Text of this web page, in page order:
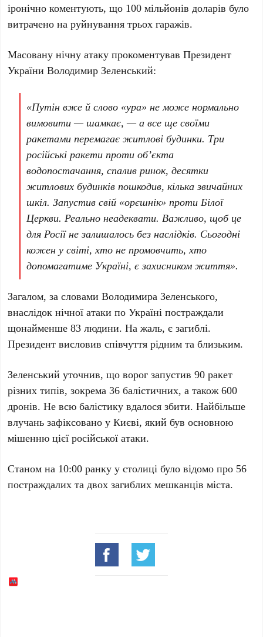
іронічно коментують, що 100 мільйонів доларів було
витрачено на руйнування трьох гаражів.
Масовану нічну атаку прокоментував Президент
УкраїниВолодимир Зеленський:
«Путін вже й слово «ура» не може нормально
вимовити — шамкає, — а все ще своїми
ракетами перемагає житлові будинки. Три
російські ракети проти обʼєкта
водопостачання, спалив ринок, десятки
житлових будинків пошкодив, кілька звичайних
шкіл. Запустив свій «орєшнік» проти Білої
Церкви. Реально неадеквати. Важливо, щоб це
для Росії не залишалось без наслідків. Сьогодні
кожен у світі, хто не промовчить, хто
допомагатиме Україні, є захисником життя».
Загалом, за словамиВолодимира Зеленського,
внаслідок нічної атаки по Україні постраждали
щонайменше83 людини. На жаль, є загиблі.
Президент висловив співчуття рідним та близьким.
Зеленський уточнив, що ворог запустив90 ракет
різних типів, зокрема36 балістичних, а також600
дронів. Не всю балістику вдалося збити. Найбільше
влучань зафіксовано уКиєві, який був основною
мішенню цієї російської атаки.
Станом на 10:00 ранку у столиці було відомо про 56
постраждалих тадвох загиблих мешканців міста.